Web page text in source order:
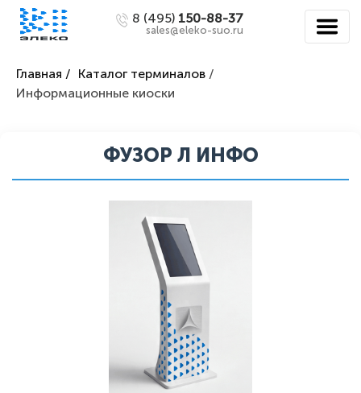
8 (495) 150-88-37
sales@eleko-suo.ru
Главная / Каталог терминалов /
Информационные киоски
ФУЗОР Л ИНФО